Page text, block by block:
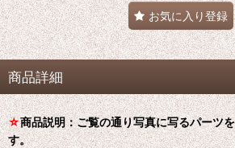
お気に入り登録
商品詳細
☆商品説明：ご覧の通り写真に写るパーツ
す。